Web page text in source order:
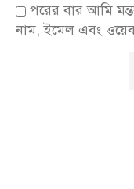
পরের বার আমি
নাম, ইমেল এবং